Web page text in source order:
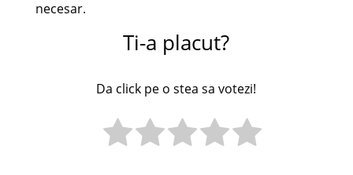
necesar.
Ti-a placut?
Da click pe o stea sa votezi!